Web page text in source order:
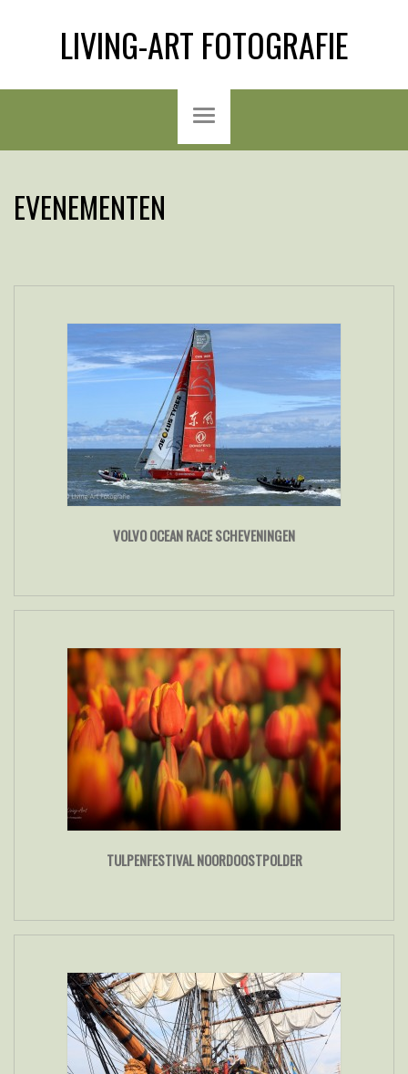
LIVING-ART FOTOGRAFIE
EVENEMENTEN
VOLVO OCEAN RACE SCHEVENINGEN
TULPENFESTIVAL NOORDOOSTPOLDER